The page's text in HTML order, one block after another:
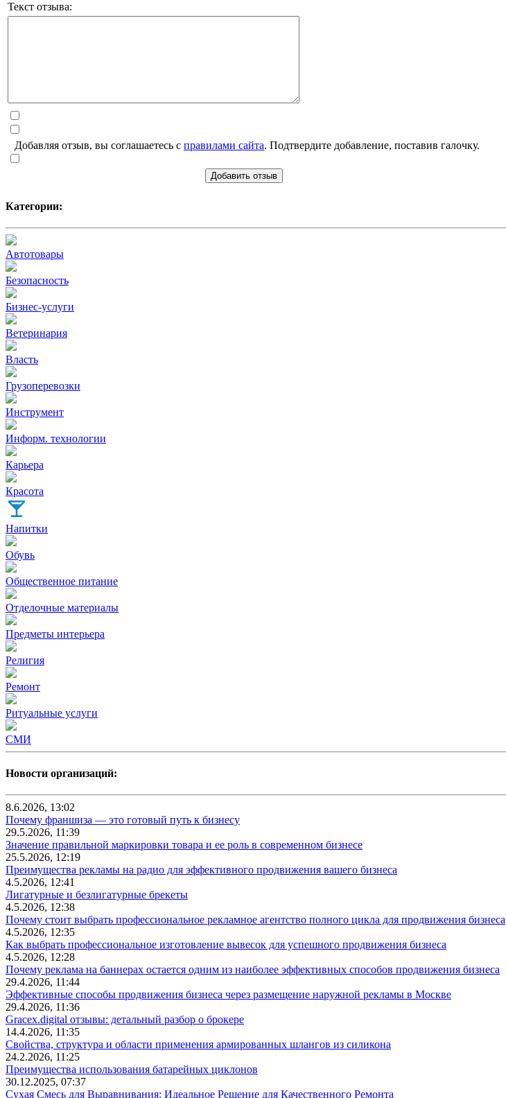
Текст отзыва:
Добавляя отзыв, вы соглашаетесь с правилами сайта. Подтвердите добавление, поставив галочку.
Добавить отзыв
Категории:
Автотовары
Безопасность
Бизнес-услуги
Ветеринария
Власть
Грузоперевозки
Инструмент
Информ. технологии
Карьера
Красота
Напитки
Обувь
Общественное питание
Отделочные материалы
Предметы интерьера
Религия
Ремонт
Ритуальные услуги
СМИ
Новости организаций:
8.6.2026, 13:02
Почему франшиза — это готовый путь к бизнесу
29.5.2026, 11:39
Значение правильной маркировки товара и ее роль в современном бизнесе
25.5.2026, 12:19
Преимущества рекламы на радио для эффективного продвижения вашего бизнеса
4.5.2026, 12:41
Лигатурные и безлигатурные брекеты
4.5.2026, 12:38
Почему стоит выбрать профессиональное рекламное агентство полного цикла для продвижения бизнеса
4.5.2026, 12:35
Как выбрать профессиональное изготовление вывесок для успешного продвижения бизнеса
4.5.2026, 12:28
Почему реклама на баннерах остается одним из наиболее эффективных способов продвижения бизнеса
29.4.2026, 11:44
Эффективные способы продвижения бизнеса через размещение наружной рекламы в Москве
29.4.2026, 11:36
Gracex.digital отзывы: детальный разбор о брокере
14.4.2026, 11:35
Свойства, структура и области применения армированных шлангов из силикона
24.2.2026, 11:25
Преимущества использования батарейных циклонов
30.12.2025, 07:37
Сухая Смесь для Выравнивания: Идеальное Решение для Качественного Ремонта